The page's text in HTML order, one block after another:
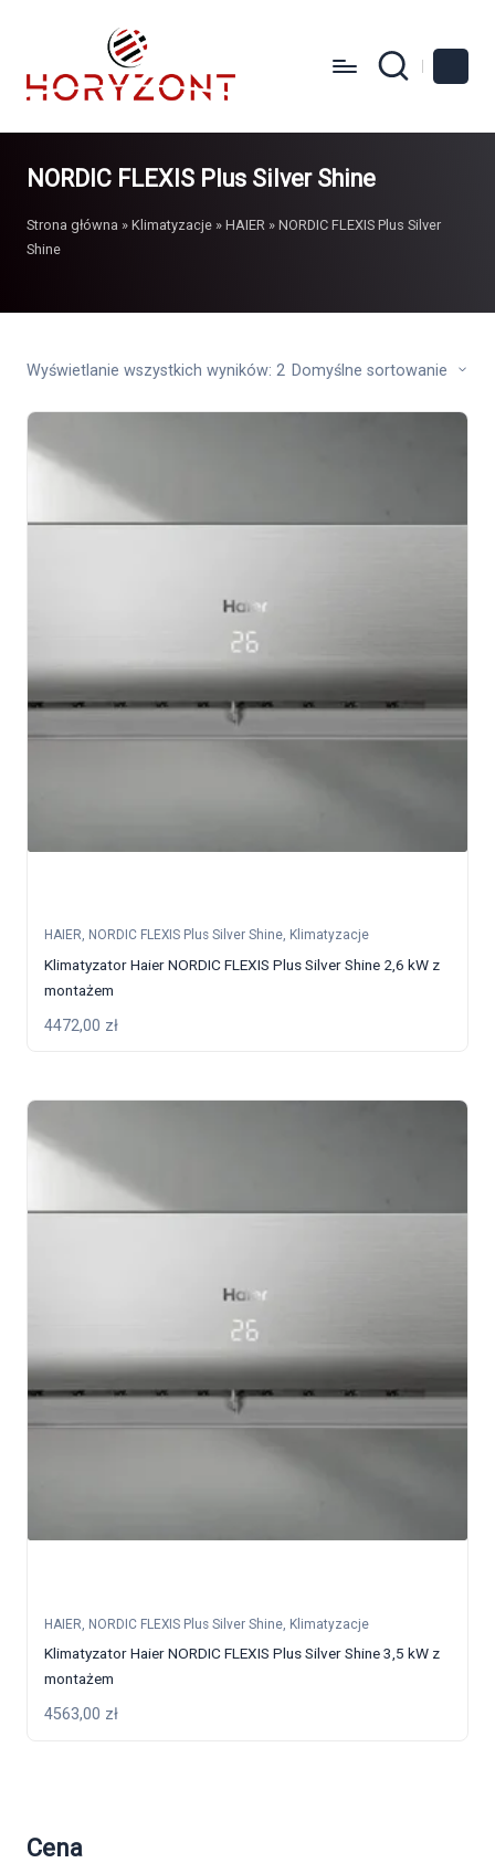
NORDIC FLEXIS Plus Silver Shine
Strona główna » Klimatyzacje » HAIER » NORDIC FLEXIS Plus Silver
Shine
Wyświetlanie wszystkich wyników: 2 Domyślne sortowanie
HAIER, NORDIC FLEXIS Plus Silver Shine, Klimatyzacje
Klimatyzator Haier NORDIC FLEXIS Plus Silver Shine 2,6 kW z
montażem
4472,00 zł
HAIER NORDIC FLEXIS Plus Silver Shine Klimatyzacje
Klimatyzator Haier NORDIC FLEXIS Plus Silver Shine 3,5 kW z
montażem
4563,00 zł
Cena